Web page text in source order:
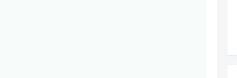
分钟
节操作